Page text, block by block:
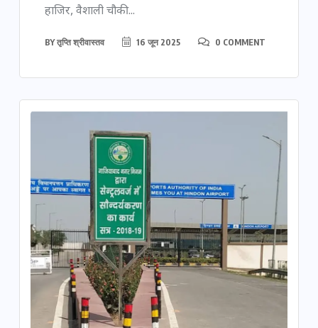
हाजिर, वैशाली चौकी...
BYतृप्ति श्रीवास्तव 16 जून 2025 0 COMMENT